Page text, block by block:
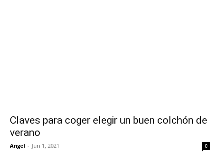
Claves para coger elegir un buen colchón de
verano
Angel - Jun 1, 2021 0